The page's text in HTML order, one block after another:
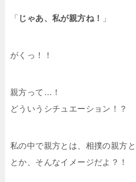
「 じゃあ、私が親方ね！ 」
がくっ！！
親方って…！
どういうシチュエーション！？
私の中で親方とは、相撲の親方
とか、そんなイメージだよ？！